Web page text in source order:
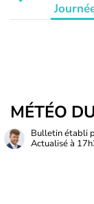
MÉTÉO
Bulletin établi
Actualisé à